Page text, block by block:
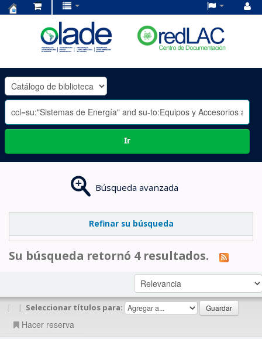
OLADE
-
Ir
Búsqueda avanzada
Refinar su búsqueda
Su búsqueda retornó 4 resultados.
| | Seleccionar títulos para:
Hacer reserva